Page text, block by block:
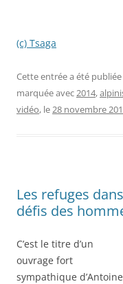
(c) Tsaga
Cette entrée a été
marquée avec2014,
vidéo, le28 novembre
Les refuges
défis des
C’est le titre d’un
ouvrage fort
sympathique d’Antoine